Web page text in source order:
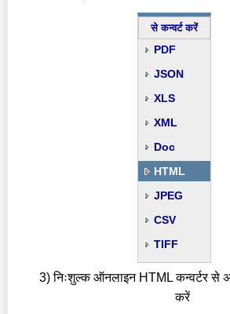
से कन्वर्ट करें
PDF
JSON
XLS
XML
Doc
HTML
JPEG
CSV
TIFF
3) निःशुल्क ऑनलाइन HTML कन्वर्टर से
करें